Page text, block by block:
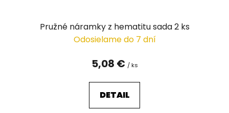
Pružné náramky z hematitu sada 2 ks
Odosielame do 7 dní
5,08 € / ks
DETAIL